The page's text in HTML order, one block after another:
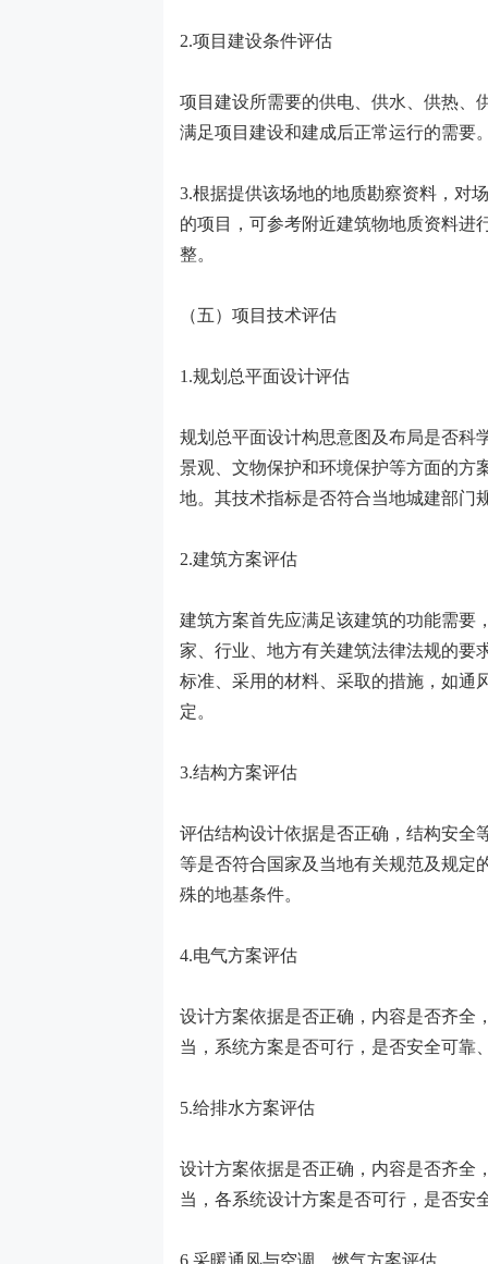
2.项目建设条件评估
项目建设所需要的供电、供水、供热、
满足项目建设和建成后正常运行的需要
3.根据提供该场地的地质勘察资料，对
的项目，可参考附近建筑物地质资料进
整。
（五）项目技术评估
1.规划总平面设计评估
规划总平面设计构思意图及布局是否科
景观、文物保护和环境保护等方面的方
地。其技术指标是否符合当地城建部门
2.建筑方案评估
建筑方案首先应满足该建筑的功能需要
家、行业、地方有关建筑法律法规的要
标准、采用的材料、采取的措施，如通
定。
3.结构方案评估
评估结构设计依据是否正确，结构安全
等是否符合国家及当地有关规范及规定
殊的地基条件。
4.电气方案评估
设计方案依据是否正确，内容是否齐全
当，系统方案是否可行，是否安全可靠
5.给排水方案评估
设计方案依据是否正确，内容是否齐全
当，各系统设计方案是否可行，是否安